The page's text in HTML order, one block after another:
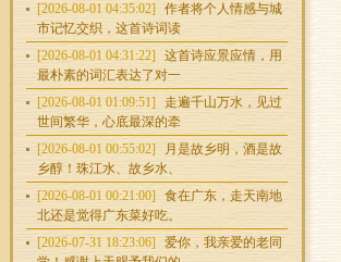
[2026-08-01 04:35:02]
作者将个人情感与城
市记忆交织，这首诗词读
[2026-08-01 04:31:22]
这首诗应景应情，用
最朴素的词汇表达了对一
[2026-08-01 01:09:51]
走遍千山万水，见过
世间繁华，心底最深的牵
[2026-08-01 00:55:02]
月是故乡明，酒是故
乡醇！珠江水、故乡水、
[2026-08-01 00:21:00]
食在广东，走天南地
北还是觉得广东菜好吃。
[2026-07-31 18:23:06]
爱你，我亲爱的老同